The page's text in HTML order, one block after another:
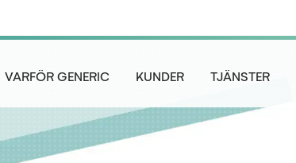
VARFÖR GENERIC KUNDER TJÄNSTER